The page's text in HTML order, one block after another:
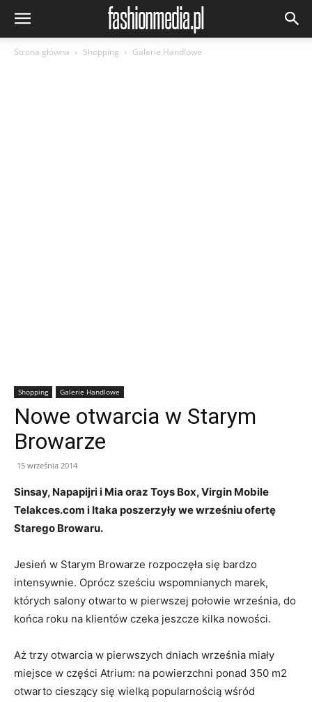
Strona główna Shopping Galerie Handlowe
Shopping Galerie Handlowe
Nowe otwarcia w Starym
Browarze
15 września 2014
Sinsay, Napapijri i Mia oraz Toys Box, Virgin Mobile
Telakces.com i Itaka poszerzyły we wrześniu ofertę
Starego Browaru.
Jesień w Starym Browarze rozpoczęła się bardzo
intensywnie. Oprócz sześciu wspomnianych marek,
których salony otwarto w pierwszej połowie września, do
końca roku na klientów czeka jeszcze kilka nowości.
Aż trzy otwarcia w pierwszych dniach września miały
miejsce w części Atrium: na powierzchni ponad 350 m2
otwarto cieszący się wielką popularnością wśród